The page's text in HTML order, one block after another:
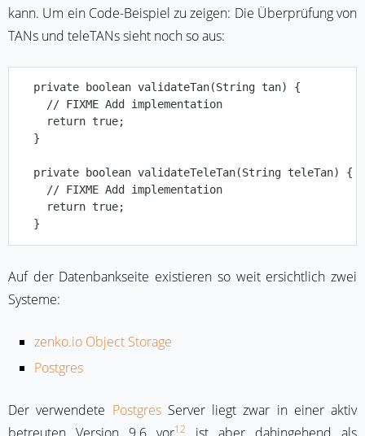
kann. Um ein Code-Beispiel zu zeigen: Die Überprüfung von
TANs und teleTANs sieht noch so aus:
  private boolean validateTan(String tan) {
    // FIXME Add implementation
    return true;
  }
  private boolean validateTeleTan(String teleTan) {
    // FIXME Add implementation
    return true;
Auf der Datenbankseite existieren so weit ersichtlich zwei
Systeme:
zenko.io Object Storage
Postgres
Der verwendete PostgresServer liegt zwar in einer aktiv
12